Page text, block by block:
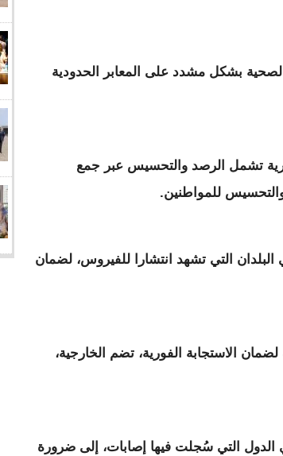
بشكل مشدد على المعابر الحدودية
تشمل الرصد والتحسيس عبر جمع
للمواطنين.
البلدان التي تشهد انتشارا للفيروس، لضمان
الاستجابة الفورية، تضم الخارجية،
الدول التي سُجلت فيها إصابات، إلى ضرورة